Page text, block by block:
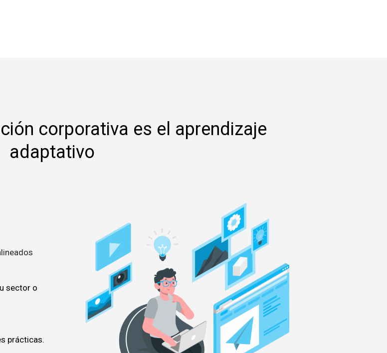
corporativa es el aprendizaje
adaptativo
sector o
prácticas.